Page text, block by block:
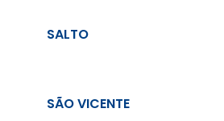
SALTO
SÃO VICENTE